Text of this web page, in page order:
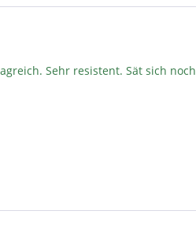
Sehr resistent. Sät sich noch